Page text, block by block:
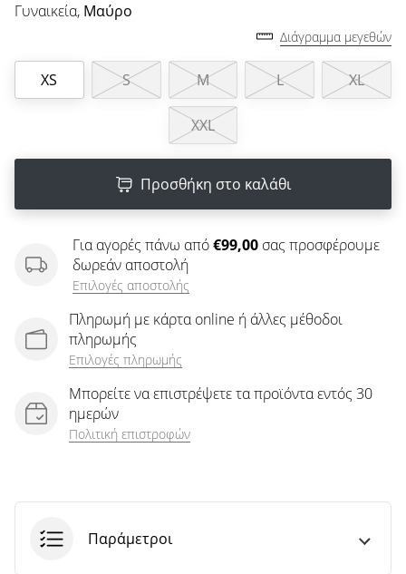
μάρκας
άρθρων
Γυναικεία, Μαύρο
Διάγραμμα μεγεθών
XS S M L XL
XXL
Προσθήκη στο καλάθι
Για αγορές πάνω από€99,00 σας προσφέρουμε
δωρεάν αποστολή
Επιλογές αποστολής
Πληρωμή με κάρτα online ή άλλες μέθοδοι
πληρωμής
Επιλογές πληρωμής
Μπορείτε να επιστρέψετε τα προϊόντα εντός 30
ημερών
Πολιτική επιστροφών
Παράμετροι